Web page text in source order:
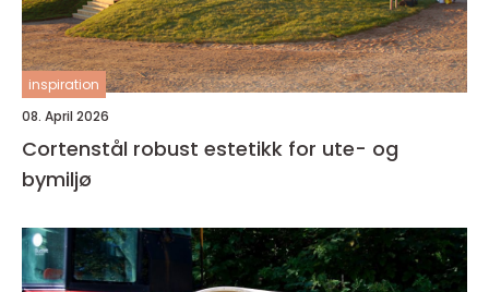
inspiration
08. April 2026
Cortenstål robust estetikk for ute- og
bymiljø